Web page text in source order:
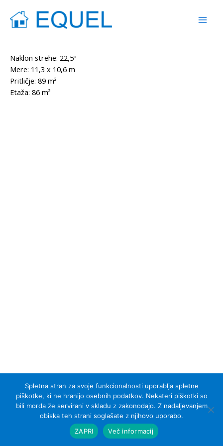
content
Naklon strehe: 22,5º
Mere: 11,3 x 10,6 m
Pritličje: 89 m²
Etaža: 86 m²
© 2007 - 2015 Equel d.o.o.; vse pravice pridržane
Izdelava spletnih strani Sinus IKS
Spletna stran za svoje funkcionalnosti uporablja spletne
piškotke, ki ne hranijo osebnih podatkov. Nekateri piškotki so
bili morda že servirani v skladu z zakonodajo. Z nadaljevanjem
obiska teh strani soglašate z njihovo uporabo.
ZAPRI
Več informacij